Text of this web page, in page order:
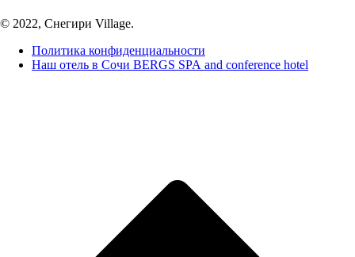
© 2022, Снегири Village.
Политика конфиденциальности
Наш отель в Сочи BERGS SPA and conference hotel